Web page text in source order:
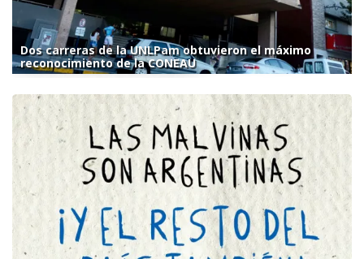
Dos carreras de la UNLPam obtuvieron el máximo
reconocimiento de la CONEAU